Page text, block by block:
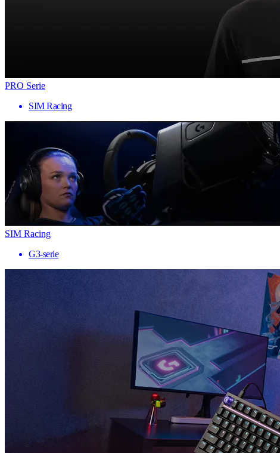
PRO Serie
SIM Racing
SIM Racing
G3-serie